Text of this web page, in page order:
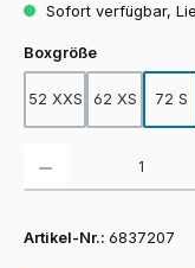
Sofort verfügbar,
Boxgrößeauswählen
52 XXS 62 XS 72 S
Artikel-Nr.: 6837207